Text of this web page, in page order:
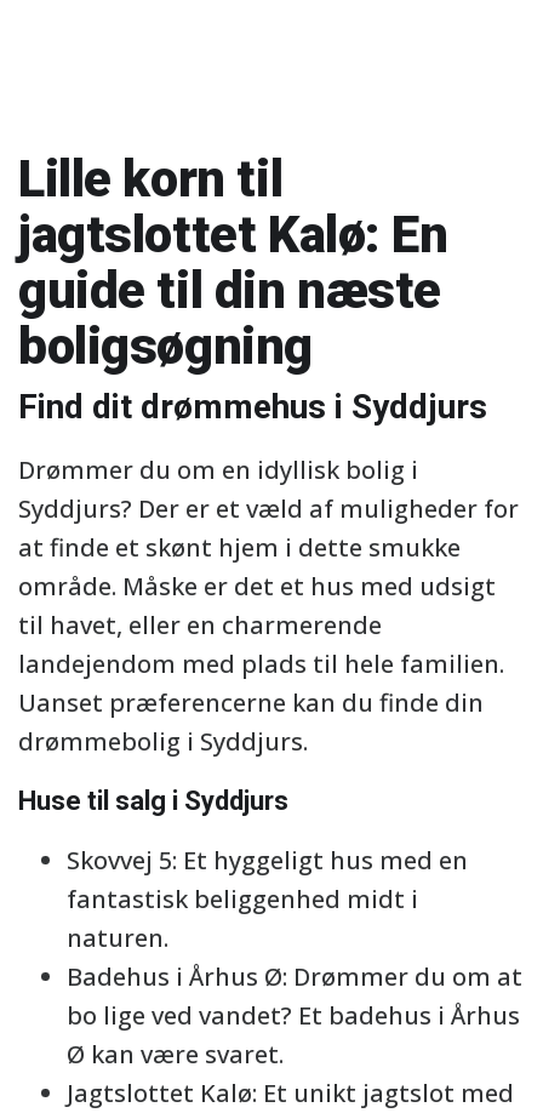
Lille korn til
jagtslottet Kalø: En
guide til din næste
boligsøgning
Find dit drømmehus i Syddjurs
Drømmer du om en idyllisk bolig i
Syddjurs? Der er et væld af muligheder for
at finde et skønt hjem i dette smukke
område. Måske er det et hus med udsigt
til havet, eller en charmerende
landejendom med plads til hele familien.
Uanset præferencerne kan du finde din
drømmebolig i Syddjurs.
Huse til salg i Syddjurs
Skovvej 5: Et hyggeligt hus med en
fantastisk beliggenhed midt i
naturen.
Badehus i Århus Ø: Drømmer du om at
bo lige ved vandet? Et badehus i Århus
Ø kan være svaret.
Jagtslottet Kalø: Et unikt jagtslot med